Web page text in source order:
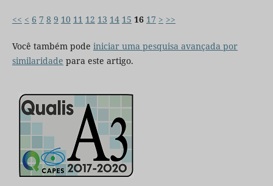
<< < 6 7 8 9 10 11 12 13 14 15 16 17 > >>
Você também pode iniciar uma pesquisa avançada por
similaridade para este artigo.